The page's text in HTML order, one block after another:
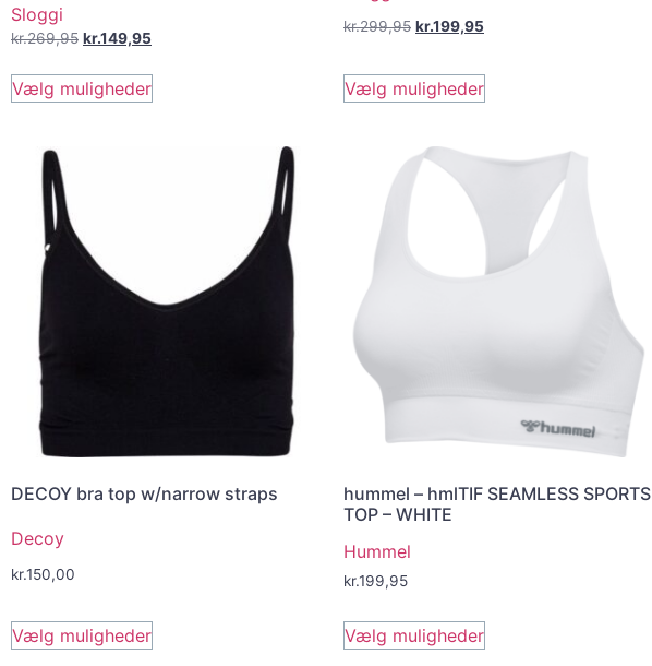
Sloggi
kr.269,95 kr.149,95
Vælg muligheder
kr.299,95 kr.199,95
Vælg muligheder
DECOY bra top w/narrow straps
Decoy
kr.150,00
Vælg muligheder
hummel – hmlTIF SEAMLESS SPORTS
TOP – WHITE
Hummel
kr.199,95
Vælg muligheder